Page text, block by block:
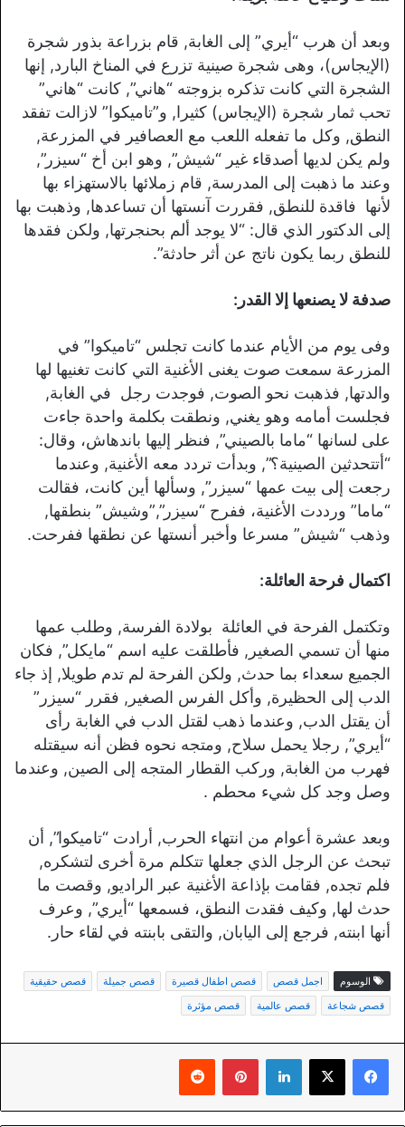
وبعد أن هرب “أيري” إلى الغابة, قام بزراعة بذور شجرة
(الإيجاس)، وهى شجرة صينية تزرع في المناخ البارد, إنها
الشجرة التي كانت تذكره بزوجته “هاني”, كانت “هاني”
تحب ثمار شجرة (الإيجاس) كثيرا, و”تاميكوا” لازالت تفقد
النطق, وكل ما تفعله اللعب مع العصافير في المزرعة,
ولم يكن لديها أصدقاء غير “شيش”, وهو ابن أخ “سيزر”,
وعند ما ذهبت إلى المدرسة, قام زملائها بالاستهزاء بها
لأنها فاقدة للنطق, فقررت آنستها أن تساعدها, وذهبت بها
إلى الدكتور الذي قال: “لا يوجد ألم بحنجرتها, ولكن فقدها
للنطق ربما يكون ناتج عن أثر حادثة”.
صدفة لا يصنعها إلا القدر:
وفى يوم من الأيام عندما كانت تجلس “تاميكوا” في
المزرعة سمعت صوت يغنى الأغنية التي كانت تغنيها لها
والدتها, فذهبت نحو الصوت, فوجدت رجل في الغابة,
فجلست أمامه وهو يغني, ونطقت بكلمة واحدة جاءت
على لسانها “ماما بالصيني”, فنظر إليها باندهاش، وقال:
“أتتحدثين الصينية؟”, وبدأت تردد معه الأغنية, وعندما
رجعت إلى بيت عمها “سيزر”, وسألها أين كانت، فقالت
“ماما” ورددت الأغنية، ففرح “سيزر”,”وشيش” بنطقها,
وذهب “شيش” مسرعا وأخبر أنستها عن نطقها ففرحت.
اكتمال فرحة العائلة:
وتكتمل الفرحة في العائلة بولادة الفرسة, وطلب عمها
منها أن تسمي الصغير, فأطلقت عليه اسم “مايكل”, فكان
الجميع سعداء بما حدث, ولكن الفرحة لم تدم طويلا, إذ جاء
الدب إلى الحظيرة, وأكل الفرس الصغير, فقرر “سيزر”
أن يقتل الدب, وعندما ذهب لقتل الدب في الغابة رأى
“أيري”, رجلا يحمل سلاح, ومتجه نحوه فظن أنه سيقتله
فهرب من الغابة, وركب القطار المتجه إلى الصين, وعندما
وصل وجد كل شيء محطم .
وبعد عشرة أعوام من انتهاء الحرب, أرادت “تاميكوا”, أن
تبحث عن الرجل الذي جعلها تتكلم مرة أخرى لتشكره,
فلم تجده, فقامت بإذاعة الأغنية عبر الراديو, وقصت ما
حدث لها, وكيف فقدت النطق، فسمعها “أيري”, وعرف
أنها ابنته, فرجع إلى اليابان, والتقى بابنته في لقاء حار.
الوسوم اجمل قصص قصص اطفال قصيرة قصص جميلة
قصص حقيقية
قصص شجاعة
قصص عالمية قصص مؤثرة
لينكدإن بينتيريست